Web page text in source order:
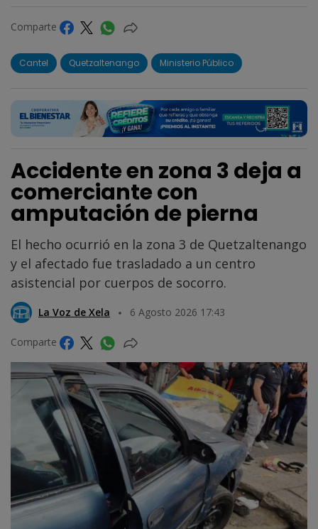
Comparte
Cantel Quetzaltenango Ministerio Público
Accidente en zona 3 deja a
comerciante con
amputación de pierna
El hecho ocurrió en la zona 3 de Quetzaltenango
y el afectado fue trasladado a un centro
asistencial por cuerpos de socorro.
La Voz de Xela 6 Agosto 2026 17:43
Comparte